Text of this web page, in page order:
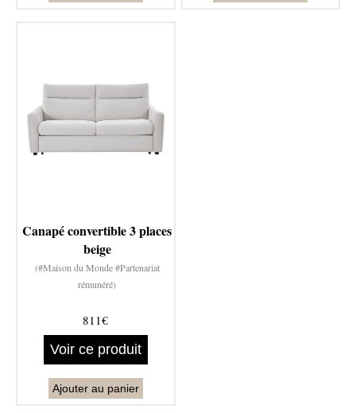
Canapé convertible 3 places
beige
(#Maison du Monde #Partenariat
rémunéré)
811€
Voir ce produit
Ajouter au panier